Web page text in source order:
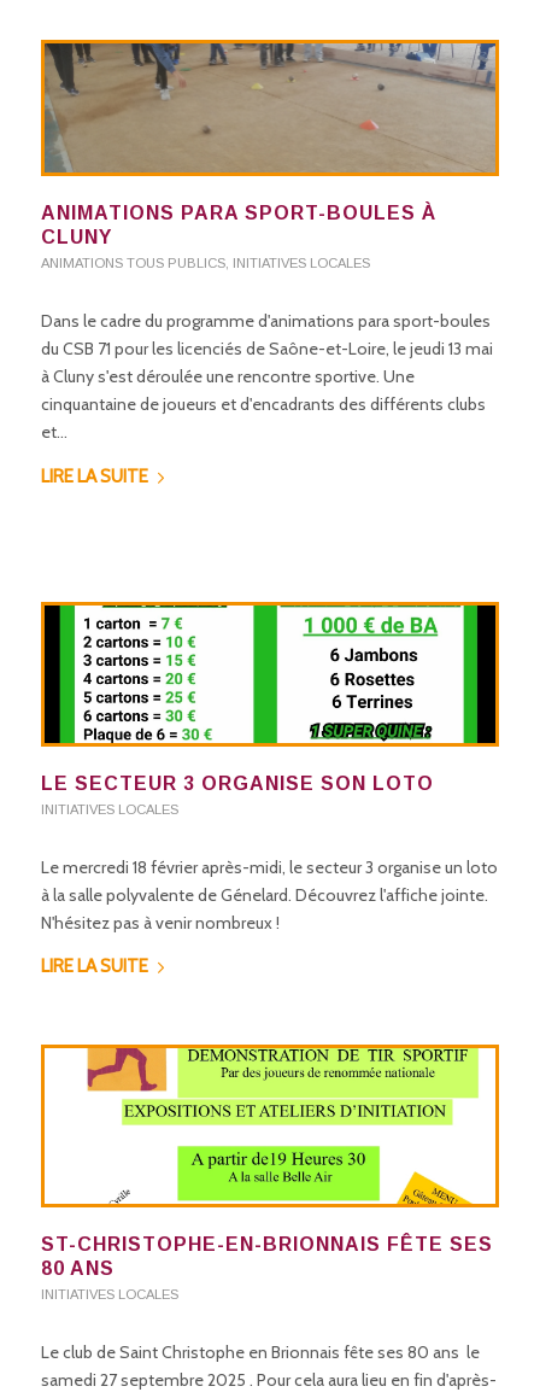
ANIMATIONS PARA SPORT-BOULES À
CLUNY
ANIMATIONS TOUS PUBLICS INITIATIVES LOCALES
Dans le cadre du programme d'animations para sport-boules
du CSB 71 pour les licenciés de Saône-et-Loire, le jeudi 13 mai
à Cluny s'est déroulée une rencontre sportive. Une
cinquantaine de joueurs et d'encadrants des différents clubs
et…
LIRE LA SUITE
LE SECTEUR 3 ORGANISE SON LOTO
INITIATIVES LOCALES
Le mercredi 18 février après-midi, le secteur 3 organise un loto
à la salle polyvalente de Génelard. Découvrez l'affiche jointe.
N'hésitez pas à venir nombreux !
LIRE LA SUITE
ST-CHRISTOPHE-EN-BRIONNAIS FÊTE SES
80 ANS
INITIATIVES LOCALES
Le club de Saint Christophe en Brionnais fête ses 80 ans le
samedi 27 septembre 2025 . Pour cela aura lieu en fin d'après-